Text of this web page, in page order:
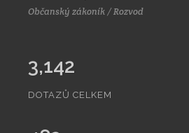
Občanský zákoník / Rozvod
3,142
DOTAZŮ CELKEM